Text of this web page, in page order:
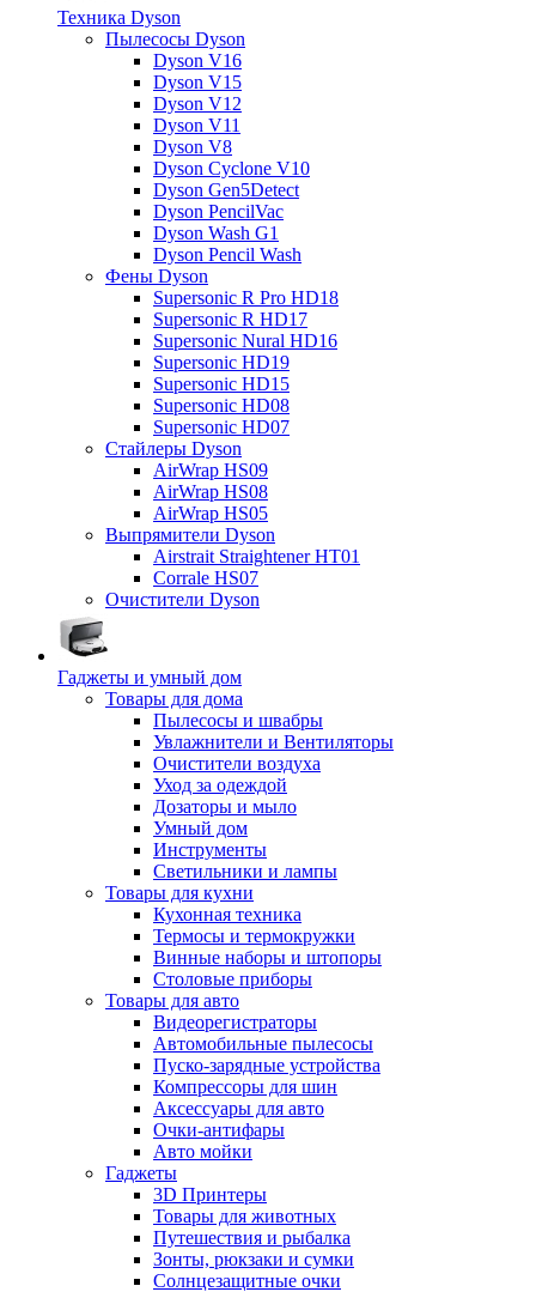
Техника Dyson
Пылесосы Dyson
Dyson V16
Dyson V15
Dyson V12
Dyson V11
Dyson V8
Dyson Cyclone V10
Dyson Gen5Detect
Dyson PencilVac
Dyson Wash G1
Dyson Pencil Wash
Фены Dyson
Supersonic R Pro HD18
Supersonic R HD17
Supersonic Nural HD16
Supersonic HD19
Supersonic HD15
Supersonic HD08
Supersonic HD07
Стайлеры Dyson
AirWrap HS09
AirWrap HS08
AirWrap HS05
Выпрямители Dyson
Airstrait Straightener HT01
Corrale HS07
Очистители Dyson
Гаджеты и умный дом
Товары для дома
Пылесосы и швабры
Увлажнители и Вентиляторы
Очистители воздуха
Уход за одеждой
Дозаторы и мыло
Умный дом
Инструменты
Светильники и лампы
Товары для кухни
Кухонная техника
Термосы и термокружки
Винные наборы и штопоры
Столовые приборы
Товары для авто
Видеорегистраторы
Автомобильные пылесосы
Пуско-зарядные устройства
Компрессоры для шин
Аксессуары для авто
Очки-антифары
Авто мойки
Гаджеты
3D Принтеры
Товары для животных
Путешествия и рыбалка
Зонты, рюкзаки и сумки
Солнцезащитные очки